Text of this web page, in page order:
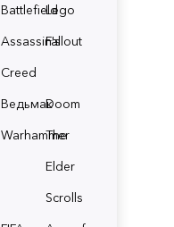
BattlefieldLego
Assassin's
Creed
Fallout
ВедьмакDoom
Warhammer
The
Elder
Scrolls